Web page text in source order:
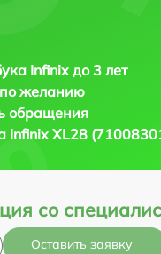
Infinix до 3 лет
желанию
обращения
Infinix XL28
со
Оставить заявку